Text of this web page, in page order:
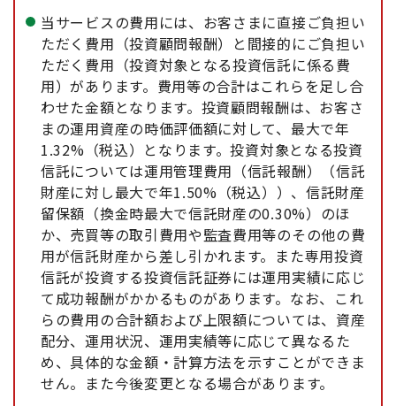
当サービスの費用には、お客さまに直接ご負担い
ただく費用（投資顧問報酬）と間接的にご負担い
ただく費用（投資対象となる投資信託に係る費
用）があります。費用等の合計はこれらを足し合
わせた金額となります。投資顧問報酬は、お客さ
まの運用資産の時価評価額に対して、最大で年
1.32%（税込）となります。投資対象となる投資
信託については運用管理費用（信託報酬）（信託
財産に対し最大で年1.50%（税込））、信託財産
留保額（換金時最大で信託財産の0.30%）のほ
か、売買等の取引費用や監査費用等のその他の費
用が信託財産から差し引かれます。また専用投資
信託が投資する投資信託証券には運用実績に応じ
て成功報酬がかかるものがあります。なお、これ
らの費用の合計額および上限額については、資産
配分、運用状況、運用実績等に応じて異なるた
め、具体的な金額・計算方法を示すことができま
せん。また今後変更となる場合があります。